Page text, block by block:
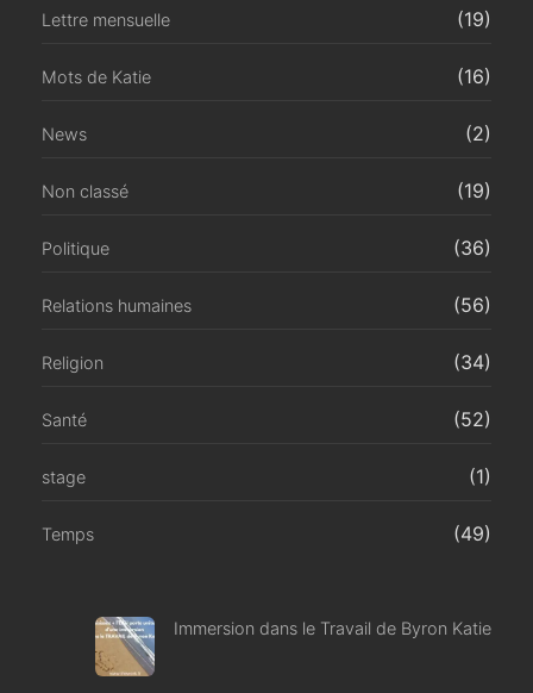
Lettre mensuelle (19)
Mots de Katie (16)
News (2)
Non classé (19)
Politique (36)
Relations humaines (56)
Religion (34)
Santé (52)
stage (1)
Temps (49)
Immersion dans le Travail de Byron Katie